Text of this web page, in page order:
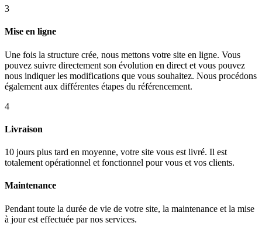
3
Mise en ligne
Une fois la structure crée, nous mettons votre site en ligne. Vous
pouvez suivre directement son évolution en direct et vous pouvez
nous indiquer les modifications que vous souhaitez. Nous procédons
également aux différentes étapes du référencement.
4
Livraison
10 jours plus tard en moyenne, votre site vous est livré. Il est
totalement opérationnel et fonctionnel pour vous et vos clients.
Maintenance
Pendant toute la durée de vie de votre site, la maintenance et la mise
à jour est effectuée par nos services.